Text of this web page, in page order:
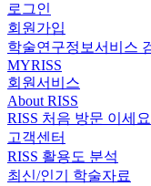
로그인
회원가입
학술연구정보서비스
MYRISS
회원서비스
About RISS
RISS 처음 방문 이세
고객센터
RISS 활용도 분석
최신/인기 학술자료